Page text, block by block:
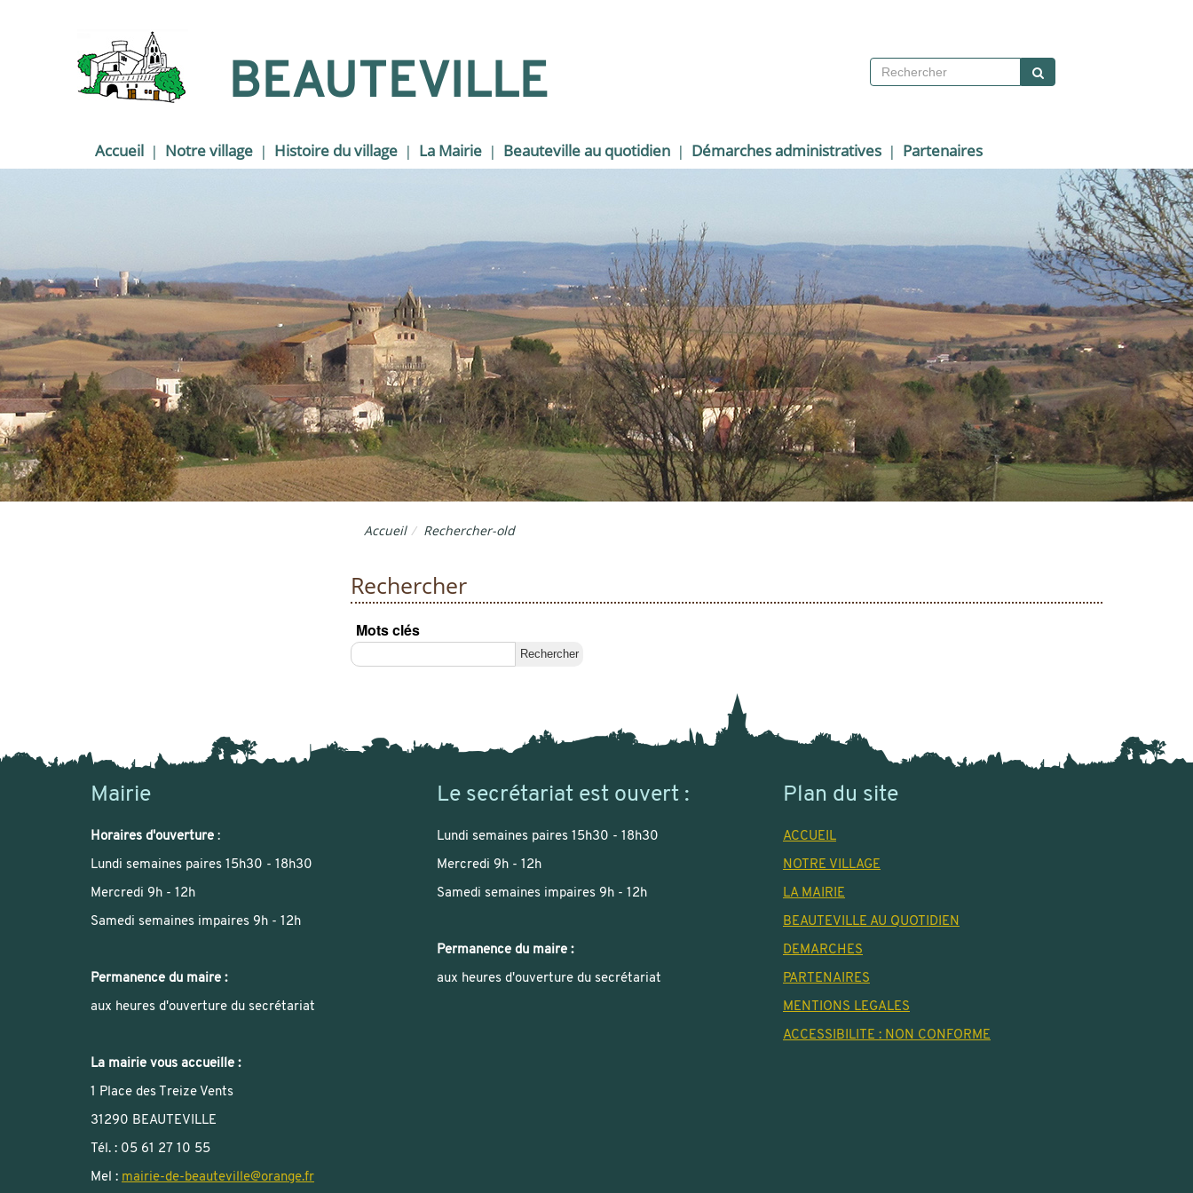
BEAUTEVILLE
Accueil Notre village Histoire du village La Mairie Beauteville au quotidien Démarches administratives Partenaires
Accueil Rechercher-old
Rechercher
Mots clés
Mairie
Horaires d'ouverture :
Lundi semaines paires 15h30 - 18h30
Mercredi 9h - 12h
Samedi semaines impaires 9h - 12h
Permanence du maire :
aux heures d'ouverture du secrétariat
La mairie vous accueille :
1 Place des Treize Vents
31290 BEAUTEVILLE
Tél. : 05 61 27 10 55
Mel : mairie-de-beauteville@orange.fr
Le secrétariat est ouvert :
Lundi semaines paires 15h30 - 18h30
Mercredi 9h - 12h
Samedi semaines impaires 9h - 12h
Permanence du maire :
aux heures d'ouverture du secrétariat
Plan du site
ACCUEIL
NOTRE VILLAGE
LA MAIRIE
BEAUTEVILLE AU QUOTIDIEN
DEMARCHES
PARTENAIRES
MENTIONS LEGALES
ACCESSIBILITE : NON CONFORME